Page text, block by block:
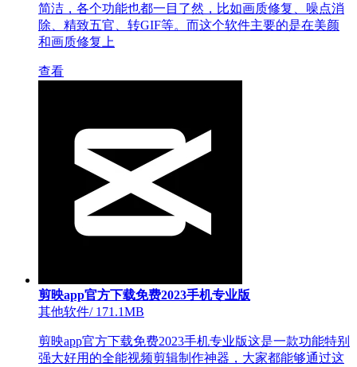
简洁，各个功能也都一目了然，比如画质修复、噪点消
除、精致五官、转GIF等。而这个软件主要的是在美颜
和画质修复上
查看
剪映app官方下载免费2023手机专业版
其他软件/171.1MB
剪映app官方下载免费2023手机专业版这是一款功能特别
强大好用的全能视频剪辑制作神器，大家都能够通过这